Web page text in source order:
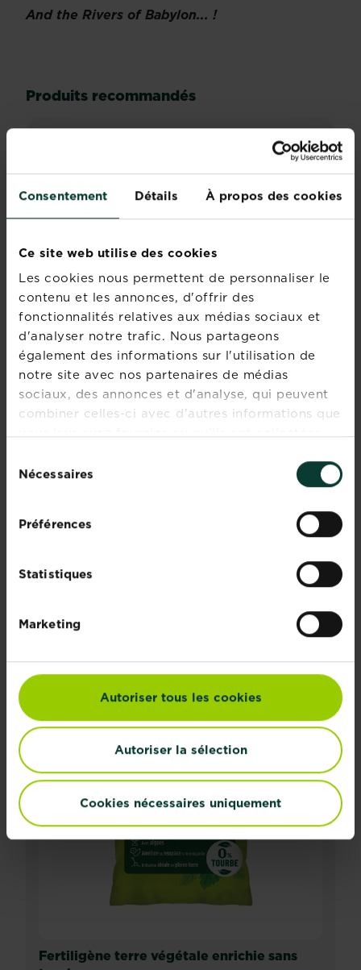
Consentement Détails À propos des cookies
Ce site web utilise des cookies
Les cookies nous permettent de personnaliser le
contenu et les annonces, d'offrir des
fonctionnalités relatives aux médias sociaux et
d'analyser notre trafic. Nous partageons
également des informations sur l'utilisation de
notre site avec nos partenaires de médias
sociaux, des annonces et d'analyse, qui peuvent
combiner celles-ci avec d'autres informations que
vous leur avez fournies ou qu'ils ont collectées
duNécessaires
Préférences
Statistiques
Marketing
Autoriser tous les cookies
Autoriser la sélection
Cookies nécessaires uniquement
And the Rivers of Babylon... !
Produits recommandés
Fertiligène terre végétale enrichie sans